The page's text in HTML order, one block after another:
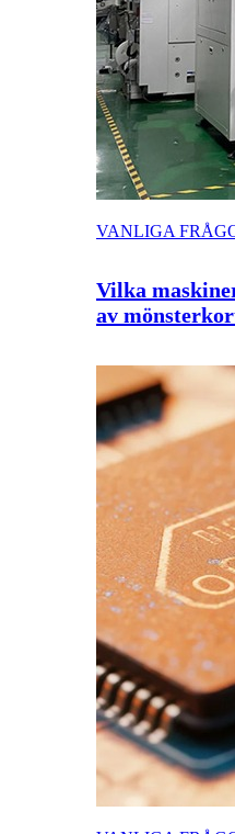
VANLIGA
Vilka
av